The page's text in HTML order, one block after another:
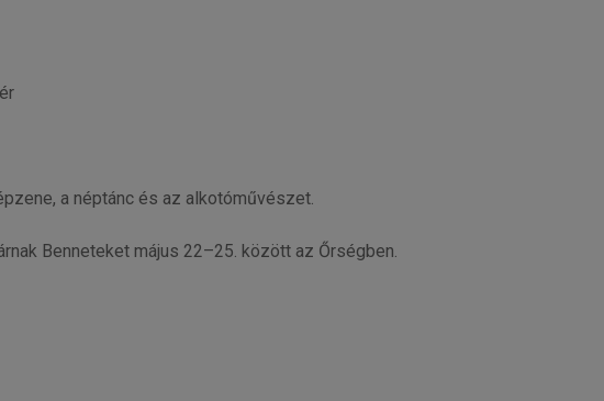
a néptánc és az alkotóművészet.
Benneteket május 22–25. között az Őrségben.